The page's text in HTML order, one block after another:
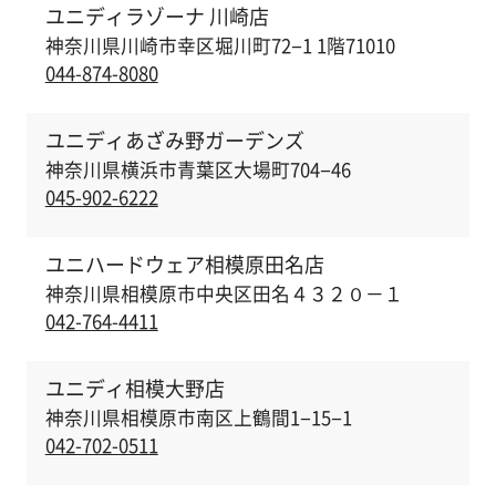
ユニディラゾーナ 川崎店
神奈川県川崎市幸区堀川町72−1 1階71010
044-874-8080
ユニディあざみ野ガーデンズ
神奈川県横浜市青葉区大場町704−46
045-902-6222
ユニハードウェア相模原田名店
神奈川県相模原市中央区田名４３２０－１
042-764-4411
ユニディ相模大野店
神奈川県相模原市南区上鶴間1−15−1
042-702-0511